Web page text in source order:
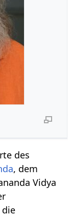
des
, dem
Vidya
die